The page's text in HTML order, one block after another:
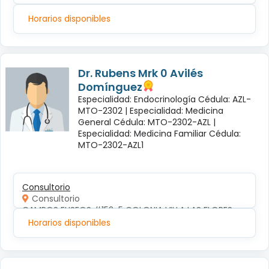
Horarios disponibles
Dr. Rubens Mrk 0 Avilés
Domínguez
Especialidad: Endocrinología Cédula: AZL-
MTO-2302 | Especialidad: Medicina
General Cédula: MTO-2302-AZL |
Especialidad: Medicina Familiar Cédula:
MTO-2302-AZL1
Consultorio
Consultorio
CAMPOS ELISEOS #152-5 COLONIA VILLA LAS FLORES
Horarios disponibles